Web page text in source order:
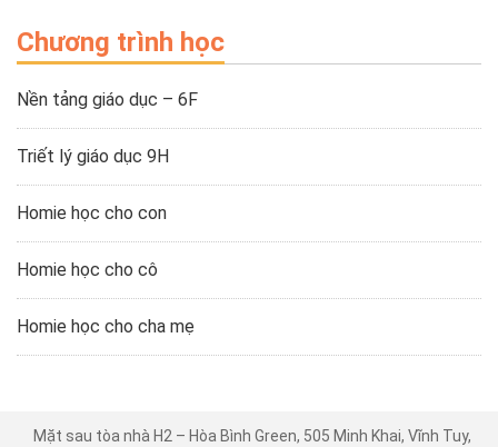
Chương trình học
Nền tảng giáo dục – 6F
Triết lý giáo dục 9H
Homie học cho con
Homie học cho cô
Homie học cho cha mẹ
Mặt sau tòa nhà H2 – Hòa Bình Green, 505 Minh Khai, Vĩnh Tuy,